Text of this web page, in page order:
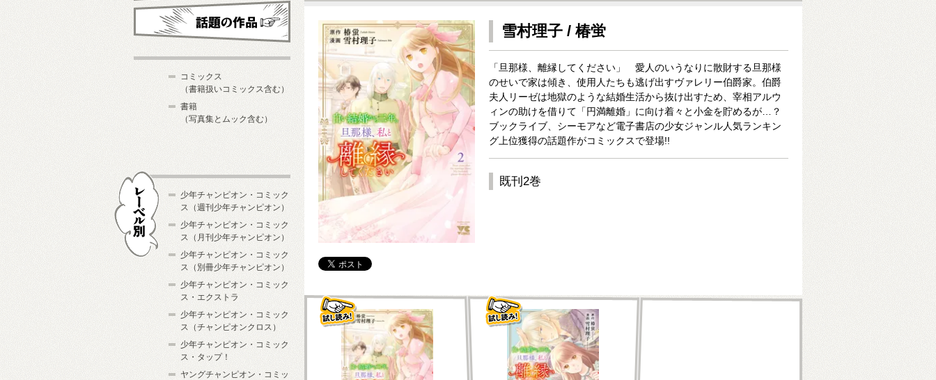
雪村理子 / 椿蛍
「旦那様、離縁してください」 愛人のいうなりに散財する旦那様
のせいで家は傾き、使用人たちも逃げ出すヴァレリー伯爵家。伯爵
夫人リーゼは地獄のような結婚生活から抜け出すため、宰相アルウ
ィンの助けを借りて「円満離婚」に向け着々と小金を貯めるが…？
ブックライブ、シーモアなど電子書店の少女ジャンル人気ランキン
グ上位獲得の話題作がコミックスで登場!!
既刊2巻
これから発売予定
コミックス
（書籍扱いコミックス含む）
書籍
（写真集とムック含む）
少年チャンピオン・コミック
ス（週刊少年チャンピオン）
少年チャンピオン・コミック
ス（月刊少年チャンピオン）
少年チャンピオン・コミック
ス（別冊少年チャンピオン）
少年チャンピオン・コミック
ス・エクストラ
少年チャンピオン・コミック
ス（チャンピオンクロス）
少年チャンピオン・コミック
ス・タップ！
ヤングチャンピオン・コミッ